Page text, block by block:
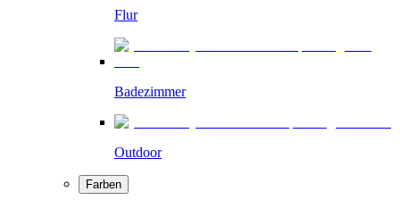
Flur
Badezimmer
Outdoor
Farben